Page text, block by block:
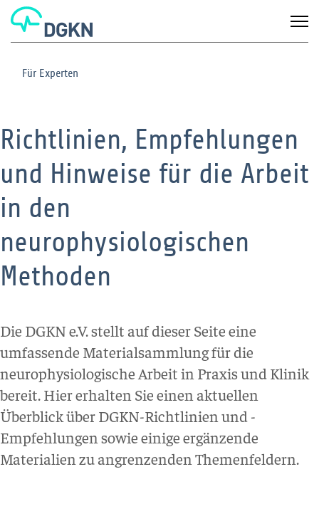
Für Experten
Richtlinien, Empfehlungen
und Hinweise für die Arbeit
in den
neurophysiologischen
Methoden
Die DGKN e.V. stellt auf dieser Seite eine
umfassende Materialsammlung für die
neurophysiologische Arbeit in Praxis und Klinik
bereit. Hier erhalten Sie einen aktuellen
Überblick über DGKN-Richtlinien und -
Empfehlungen sowie einige ergänzende
Materialien zu angrenzenden Themenfeldern.